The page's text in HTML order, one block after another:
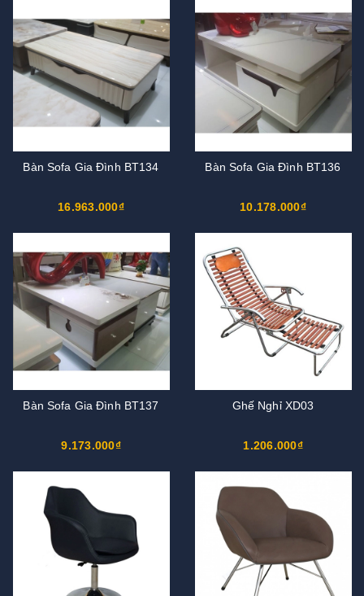
Bàn Sofa Gia Đình BT134
16.963.000₫
Bàn Sofa Gia Đình BT136
10.178.000₫
Bàn Sofa Gia Đình BT137
9.173.000₫
Ghế Nghỉ XD03
1.206.000₫